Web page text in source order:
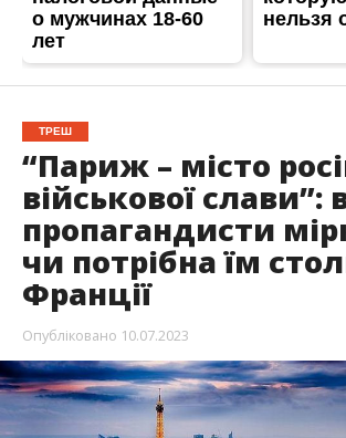
ТРЕШ
“Париж – місто
військової слави”:
пропагандисти
чи потрібна їм
Франції
Опубліковано 10.07.2023